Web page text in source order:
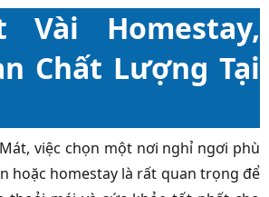
Vài Homestay,
Chất Lượng Tại
việc chọn một nơi nghỉ ngơi phù
hoặc homestay là rất quan trọng để